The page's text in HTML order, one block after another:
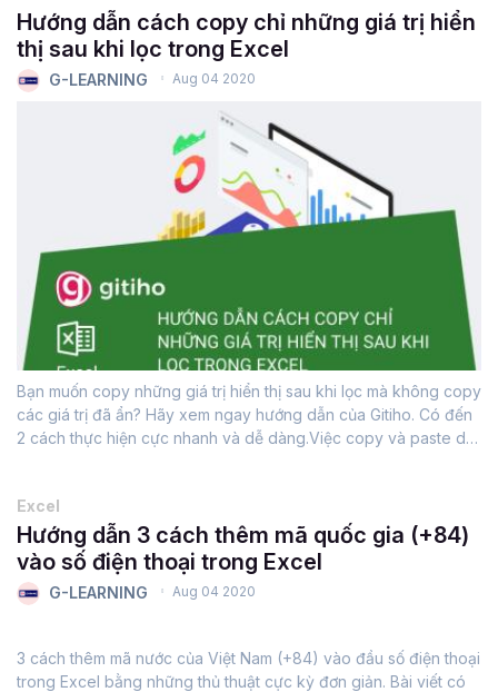
Hướng dẫn cách copy chỉ những giá trị hiển
thị sau khi lọc trong Excel
G-LEARNING Aug 04 2020
Bạn muốn copy những giá trị hiển thị sau khi lọc mà không copy
các giá trị đã ẩn? Hãy xem ngay hướng dẫn của Gitiho. Có đến
2 cách thực hiện cực nhanh và dễ dàng. Việc copy và paste dữ
Excel
Hướng dẫn 3 cách thêm mã quốc gia (+84)
vào số điện thoại trong Excel
G-LEARNING Aug 04 2020
3 cách thêm mã nước của Việt Nam (+84) vào đầu số điện thoại
trong Excel bằng những thủ thuật cực kỳ đơn giản. Bài viết có